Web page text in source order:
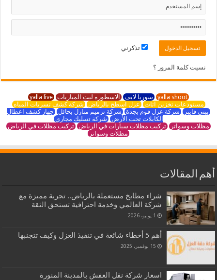
تذكرني
نسيت كلمة المرور ؟
yalla shoot سوريا لايف الاسطورة لبث المباريات yalla live
مستودعات تخزين اثاث عزل اسطح بالرياض شركة كشف تسربات المياه
بيتي فايبر شركة عزل فوم بجدة شركة ترميم منازل بحائل جهاز كشف اعطال
الكابلات تحت الأرض شركة تسليك مجاري
مظلات وسواتر تركيب مظلات سيارات في الرياض تركيب مظلات في الرياض
مظلات وسواتر
أهم المقالات
شراء مطابخ مستعملة بالرياض.. تجربة مميزة مع
شركة العالمي وخدمة احترافية تستحق الثقة
1 يونيو، 2026
أهم 5 أخطاء شائعة في تنفيذ العزل وكيف تتجنبها
15 نوفمبر، 2025
اسعار شركة نقل العفش بالمدينة المنورة